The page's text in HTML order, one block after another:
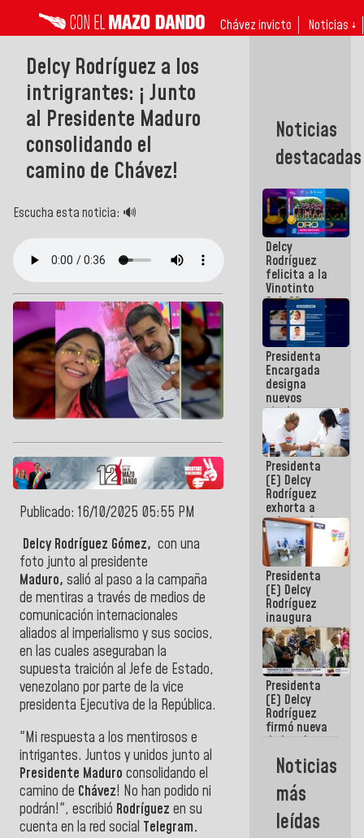
Chávez invicto Noticias ↓
Delcy Rodríguez a los
intrigrantes: ¡ Junto
al Presidente Maduro
consolidando el
camino de Chávez!
Escucha esta noticia: 🔊
Publicado: 16/10/2025 05:55 PM
Delcy Rodríguez Gómez, con una
foto junto al presidente
Maduro, salió al paso a la campaña
de mentiras a través de medios de
comunicación internacionales
aliados al imperialismo y sus socios,
en las cuales aseguraban la
supuesta traición al Jefe de Estado,
venezolano por parte de la vice
presidenta Ejecutiva de la República.
"Mi respuesta a los mentirosos e
intrigantes. Juntos y unidos junto al
Presidente Maduro consolidando el
camino de Chávez! No han podido ni
podrán!", escribió Rodríguez en su
cuenta en la red social Telegram.
Noticias
destacadas
Delcy
Rodríguez
felicita a la
Vinotinto
Sub 20
campeona
frente
México Sub
23 en los
Centroamericanos
Presidenta
Encargada
designa
nuevos
titulares en
Viceministerio
de Energía
Eléctrica y
CORPOELEC
Presidenta
(E) Delcy
Rodríguez
exhorta a
gobernadores
y alcaldes a
edificar
casas para
abuelos
Presidenta
(E) Delcy
Rodríguez
inaugura
casa de los
Abuelos
Primavera
en Caracas
Presidenta
(E) Delcy
Rodríguez
firmó nueva
de Ley de
Arrendamiento
aprobada
por la AN
Noticias
más
leídas